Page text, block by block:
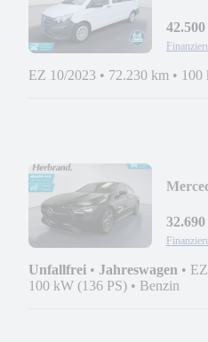
42.500
EZ 10/2023 • 72.230 km • 100
32.690
Unfallfrei • Jahreswagen •
100 kW (136 PS) • Benzin